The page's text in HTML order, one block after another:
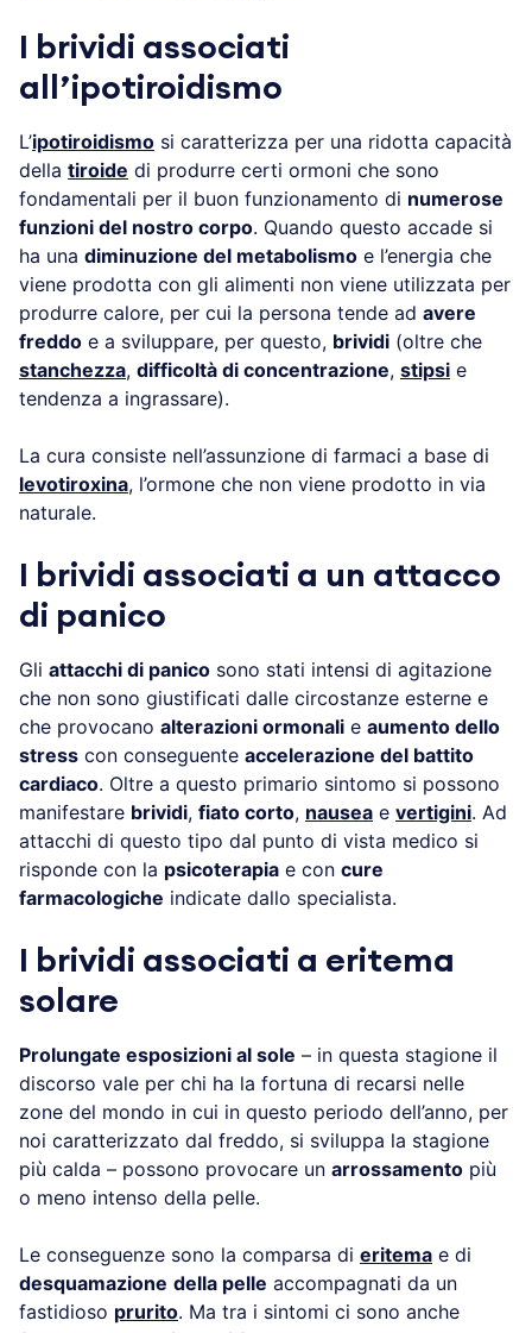
I brividi associati
all’ipotiroidismo
L’ipotiroidismo si caratterizza per una ridotta capacità
della tiroide di produrre certi ormoni che sono
fondamentali per il buon funzionamento di numerose
funzioni del nostro corpo. Quando questo accade si
ha una diminuzione del metabolismo e l’energia che
viene prodotta con gli alimenti non viene utilizzata per
produrre calore, per cui la persona tende ad avere
freddo e a sviluppare, per questo, brividi (oltre che
stanchezza, difficoltà di concentrazione, stipsi e
tendenza a ingrassare).
La cura consiste nell’assunzione di farmaci a base di
levotiroxina, l’ormone che non viene prodotto in via
naturale.
I brividi associati a un attacco
di panico
Gli attacchi di panico sono stati intensi di agitazione
che non sono giustificati dalle circostanze esterne e
che provocano alterazioni ormonali e aumento dello
stress con conseguente accelerazione del battito
cardiaco. Oltre a questo primario sintomo si possono
manifestare brividi, fiato corto, nausea e vertigini. Ad
attacchi di questo tipo dal punto di vista medico si
risponde con la psicoterapia e con cure
farmacologiche indicate dallo specialista.
I brividi associati a eritema
solare
Prolungate esposizioni al sole – in questa stagione il
discorso vale per chi ha la fortuna di recarsi nelle
zone del mondo in cui in questo periodo dell’anno, per
noi caratterizzato dal freddo, si sviluppa la stagione
più calda – possono provocare un arrossamento più
o meno intenso della pelle.
Le conseguenze sono la comparsa di eritema e di
desquamazione della pelle accompagnati da un
fastidioso prurito. Ma tra i sintomi ci sono anche